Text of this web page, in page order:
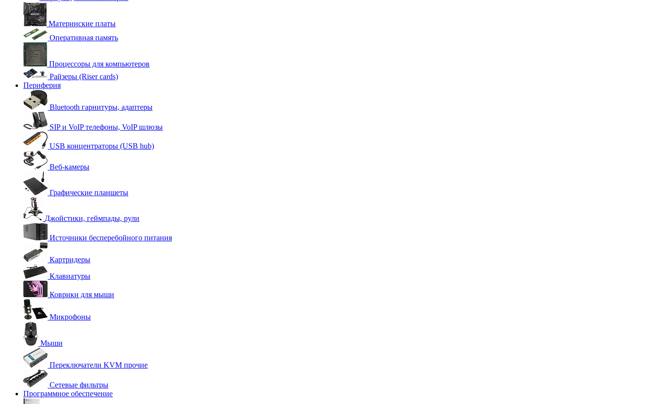
Материнские платы
Оперативная память
Процессоры для компьютеров
Райзеры (Riser cards)
Периферия
Bluetooth гарнитуры, адаптеры
SIP и VoIP телефоны, VoIP шлюзы
USB концентраторы (USB hub)
Веб-камеры
Графические планшеты
Джойстики, геймпады, рули
Источники бесперебойного питания
Картридеры
Клавиатуры
Коврики для мыши
Микрофоны
Мыши
Переключатели KVM прочие
Сетевые фильтры
Программное обеспечение